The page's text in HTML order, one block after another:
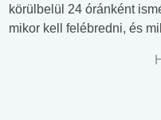
körülbelül 24 óránként
mikor kell felébredni, és